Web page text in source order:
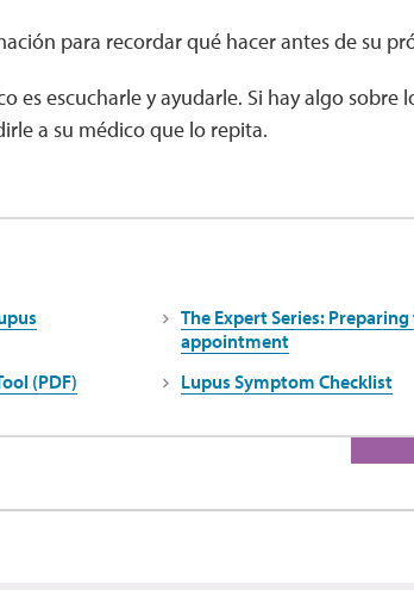
para recordar qué hacer antes de su
es escucharle y ayudarle. Si hay algo sobre
a su médico que lo repita.
The Expert Series:
appointment
(PDF)
Lupus Symptom Checklist